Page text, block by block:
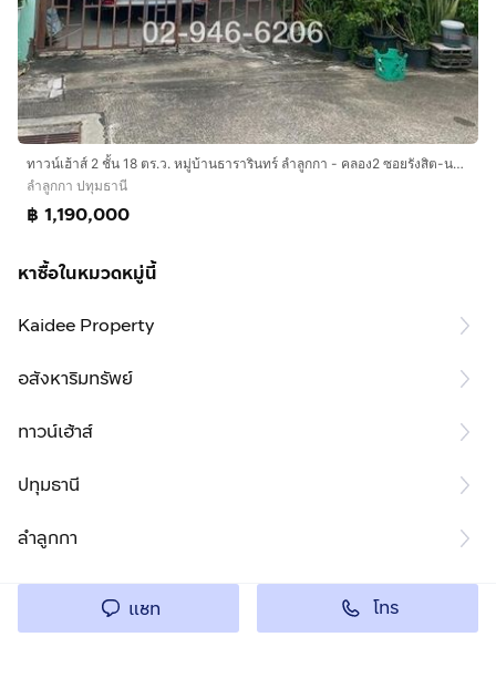
ทาวน์เฮ้าส์ 2 ชั้น 18 ตร.ว. หมู่บ้านธารารินทร์ ลำลูกกา - คลอง2 ซอยรังสิต-นครนายก56 แยก1 ถนนรังสิต-นครนายก ถนนลำลูกกา ลำลูกกา ปทุมธานี
ลำลูกกา ปทุมธานี
฿ 1,190,000
หาซื้อในหมวดหมู่นี้
Kaidee Property
อสังหาริมทรัพย์
ทาวน์เฮ้าส์
ปทุมธานี
ลำลูกกา
แชท โทร